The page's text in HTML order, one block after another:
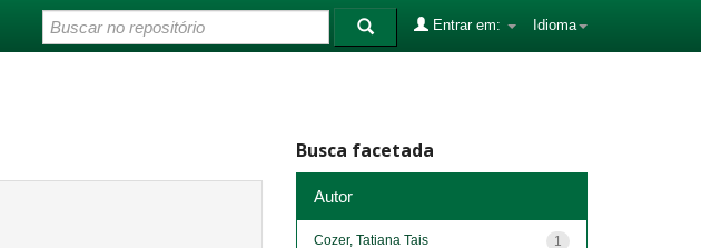
Idioma
Entrar em:
Busca facetada
Autor
1
Cozer, Tatiana Tais